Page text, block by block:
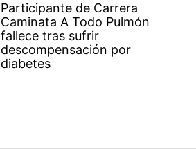
Participante de Carrera
Caminata A Todo Pulmón
fallece tras sufrir
descompensación por
diabetes